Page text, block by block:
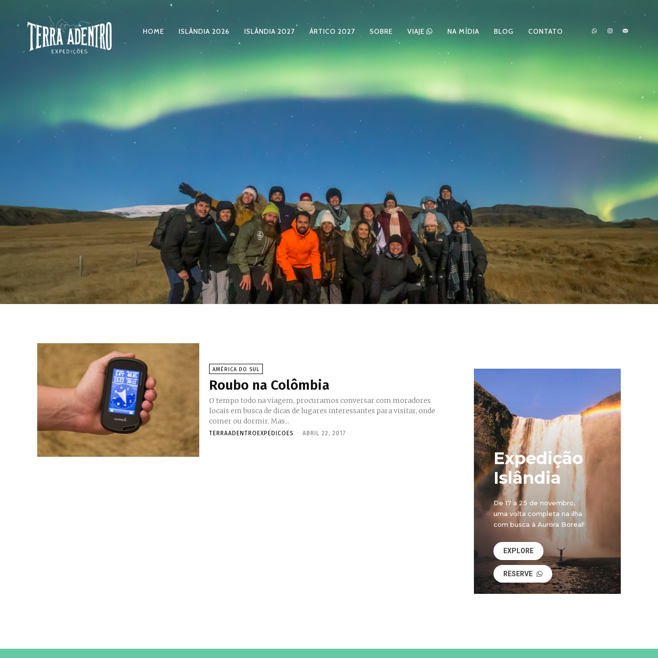
HOME ISLÂNDIA 2026 ISLÂNDIA 2027 ÁRTICO 2027 SOBRE VIAJE NA MÍDIA BLOG CONTATO
AMÉRICA DO SUL
Roubo na Colômbia
O tempo todo na viagem, procuramos conversar com moradores
locais em busca de dicas de lugares interessantes para visitar, onde
comer ou dormir. Mas...
TERRAADENTROEXPEDICOES - ABRIL 22, 2017
Expedição
Islândia
De 17 a 25 de novembro,
uma volta completa na ilha
com busca à Aurora Boreal!
EXPLORE
RESERVE